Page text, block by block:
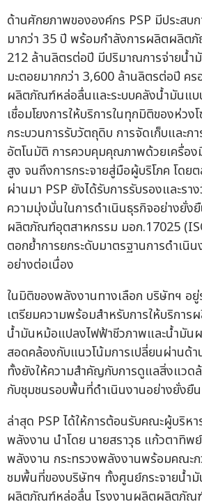
ด้านศักยภาพขององค์กร PSP มีประสบ
มากว่า 35 ปี พร้อมกำลังการผลิตผลิต
212 ล้านลิตรต่อปี มีปริมาณการจ่ายน้ำ
มะตอยมากกว่า 3,600 ล้านลิตรต่อปี ค
ผลิตภัณฑ์หล่อลื่นและระบบคลังน้ำมันแ
เชื่อมโยงการให้บริการในทุกมิติของห่ว
กระบวนการรับวัตถุดิบ การจัดเก็บและก
อัตโนมัติ การควบคุมคุณภาพด้วยเครื่อง
สูง จนถึงการกระจายสู่มือผู้บริโภค โดย
ผ่านมา PSP ยังได้รับการรับรองและร
ความมุ่งมั่นในการดำเนินธุรกิจอย่างยั่ง
ผลิตภัณฑ์อุตสาหกรรม มอก.17025
ตอกย้ำการยกระดับมาตรฐานการดำเนิ
อย่างต่อเนื่อง
ในมิติของพลังงานทางเลือก บริษัทฯ อยู่
เตรียมความพร้อมสำหรับการให้บริการ
น้ำมันหม้อแปลงไฟฟ้าชีวภาพและน้ำมัน
สอดคล้องกับแนวโน้มการเปลี่ยนผ่านด้า
ทั้งยังให้ความสำคัญกับการดูแลสิ่งแวด
กับชุมชนรอบพื้นที่ดำเนินงานอย่างยั่งยืน
ล่าสุด PSP ได้ให้การต้อนรับคณะผู้บริห
พลังงาน นำโดย นายสราวุธ แก้วตาทิพ
พลังงาน กระทรวงพลังงานพร้อมคณะก
ชมพื้นที่ของบริษัทฯ ทั้งศูนย์กระจายน้ำมั
ผลิตภัณฑ์หล่อลื่น โรงงานผลิตผลิตภัณ